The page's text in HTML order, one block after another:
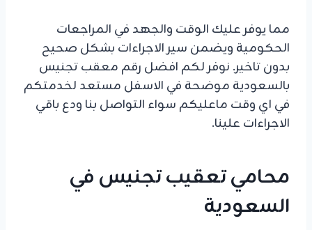
مما يوفر عليك الوقت والجهد في المراجعات
الحكومية ويضمن سير الاجراءات بشكل صحيح
بدون تاخير. نوفر لكم افضل رقم معقب تجنيس
بالسعودية موضحة في الاسفل مستعد لخدمتكم
في اي وقت ماعليكم سواء التواصل بنا ودع باقي
الاجراءات علينا.
محامي تعقيب تجنيس في
السعودية